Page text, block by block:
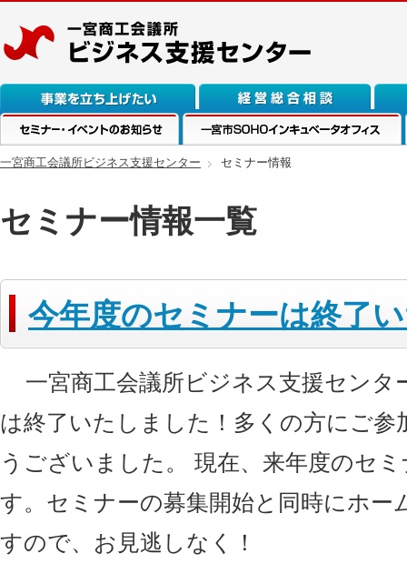
事業を立ち上げたい 経営総合相談 融資
セミナー・イベントのお知らせ
一宮市SOHOインキュベーションオフィ
ス
一宮商工会議所ビジネス支援センター セミナー情報
セミナー情報一覧
今年度のセミナーは終了
一宮商工会議所ビジネス支援センタ
は終了いたしました！多くの方にご
うございました。 現在、来年度のセ
す。セミナーの募集開始と同時にホー
すので、お見逃しなく！